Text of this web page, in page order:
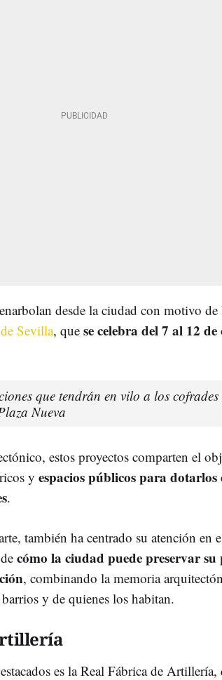
desde la ciudad con motivo de
Sevilla, que se celebra del 7 al 12
que tendrán en vilo a los
Nueva
estos proyectos comparten el
y espacios públicos para dotarlos
.
también ha centrado su atención en
cómo la ciudad puede preservar
, combinando la memoria
y de quienes los habitan.
es la Real Fábrica de Artillería,